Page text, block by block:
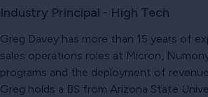
Industry Principal - High Tech
Greg Davey has more than 15 years of
sales operations roles at Micron,
programs and the deployment of
Greg holds a BS from Arizona State